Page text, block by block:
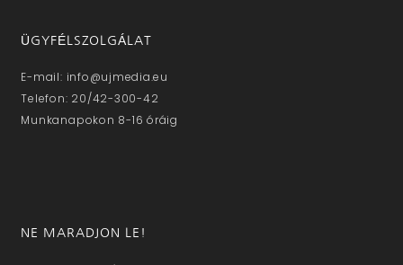
ÜGYFÉLSZOLGÁLAT
E-mail: info@ujmedia.eu
Telefon: 20/42-300-42
Munkanapokon 8-16 óráig
NE MARADJON LE!